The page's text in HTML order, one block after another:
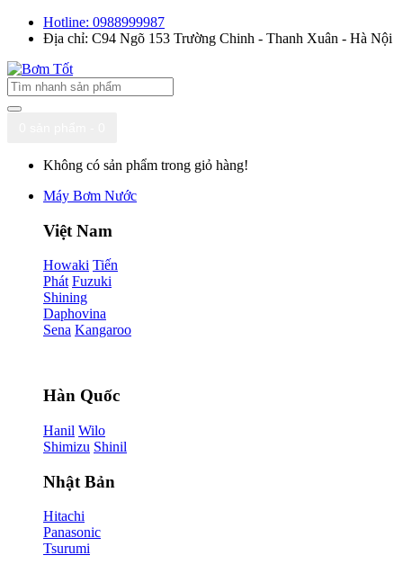
Hotline: 0988999987
Địa chỉ: C94 Ngõ 153 Trường Chinh - Thanh Xuân - Hà Nội
Không có sản phẩm trong giỏ hàng!
Máy Bơm Nước
Việt Nam
Howaki Tiến
Phát Fuzuki
Shining
Daphovina
Sena Kangaroo
Hàn Quốc
Hanil Wilo
Shimizu Shinil
Nhật Bản
Hitachi
Panasonic
Tsurumi